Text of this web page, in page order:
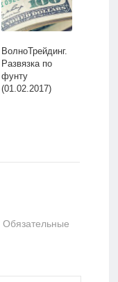
ВолноТрейдинг.
Развязка по
фунту
(01.02.2017)
Обязательные